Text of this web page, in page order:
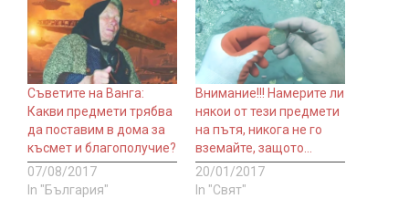
Съветите на Ванга:
Какви предмети трябва
да поставим в дома за
късмет и благополучие?
07/08/2017
In "България"
Внимание!!! Намерите ли
някои от тези предмети
на пътя, никога не го
вземайте, защото…
20/01/2017
In "Свят"